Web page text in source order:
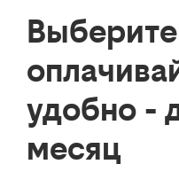
удобно -
месяц